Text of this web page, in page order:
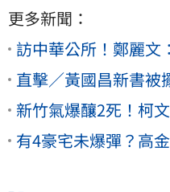
更多新聞：
訪中華公所！鄭麗文
直擊／黃國昌新書被
新竹氣爆釀2死！柯
有4豪宅未爆彈？高